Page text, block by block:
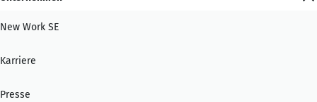
New Work SE
Karriere
Presse